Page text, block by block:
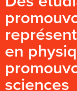
en
sciences